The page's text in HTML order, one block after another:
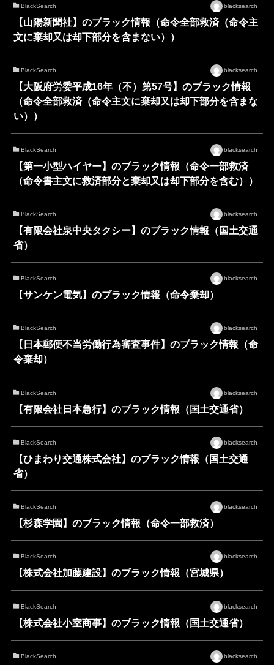
BlackSearch blacksearch
【山陽新聞社】のブラック情報（命令全部救済（命令主
文に棄却又は却下部分を含まない））
BlackSearch blacksearch
【大阪府労委平成16年（不）第57号】のブラック情報
（命令全部救済（命令主文に棄却又は却下部分を含まな
い））
BlackSearch blacksearch
【第一小型ハイヤー】のブラック情報（命令一部救済
（命令書主文に救済部分と棄却又は却下部分を含む））
BlackSearch blacksearch
【有限会社泉中央タクシー】のブラック情報（国土交通
省）
BlackSearch blacksearch
【サンケン電気】のブラック情報（命令棄却）
BlackSearch blacksearch
【日本郵便不当労働行為審査事件】のブラック情報（命
令棄却）
BlackSearch blacksearch
【有限会社日本急行】のブラック情報（国土交通省）
BlackSearch blacksearch
【ひまわり交通株式会社】のブラック情報（国土交通
省）
BlackSearch blacksearch
【杉森学園】のブラック情報（命令一部救済）
BlackSearch blacksearch
【株式会社加藤建設】のブラック情報（宮城県）
BlackSearch blacksearch
【株式会社小室商事】のブラック情報（国土交通省）
BlackSearch blacksearch